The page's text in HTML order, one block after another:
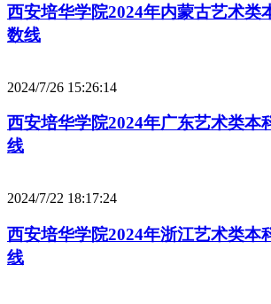
西安培华学院2024年内蒙古艺术类
数线
2024/7/26 15:26:14
西安培华学院2024年广东艺术类本
线
2024/7/22 18:17:24
西安培华学院2024年浙江艺术类本
线